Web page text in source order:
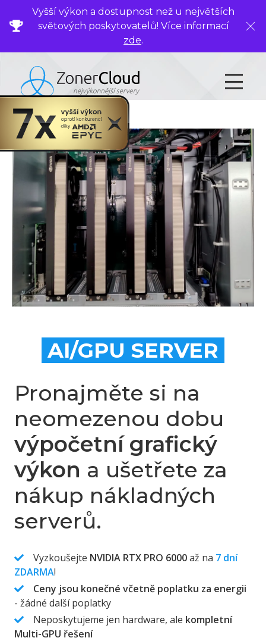
Vyšší výkon a dostupnost než u největších
světových poskytovatelů! Více informací
zde.
AI/GPU SERVER
Pronajměte si na
neomezenou dobu
výpočetní grafický
výkon a ušetřete za
nákup nákladných
serverů.
Vyzkoušejte NVIDIA RTX PRO 6000až na 7 dní
ZDARMA!
Ceny jsou konečné včetně poplatku za energii
- žádné další poplatky
Neposkytujeme jen hardware, ale kompletní
Multi-GPU řešení